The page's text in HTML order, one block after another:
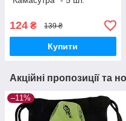
124 ₴ 139 ₴
Купити
Акційні пропозиції та
–11%